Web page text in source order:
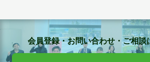
会員登録・お問い合わせ・ご相談